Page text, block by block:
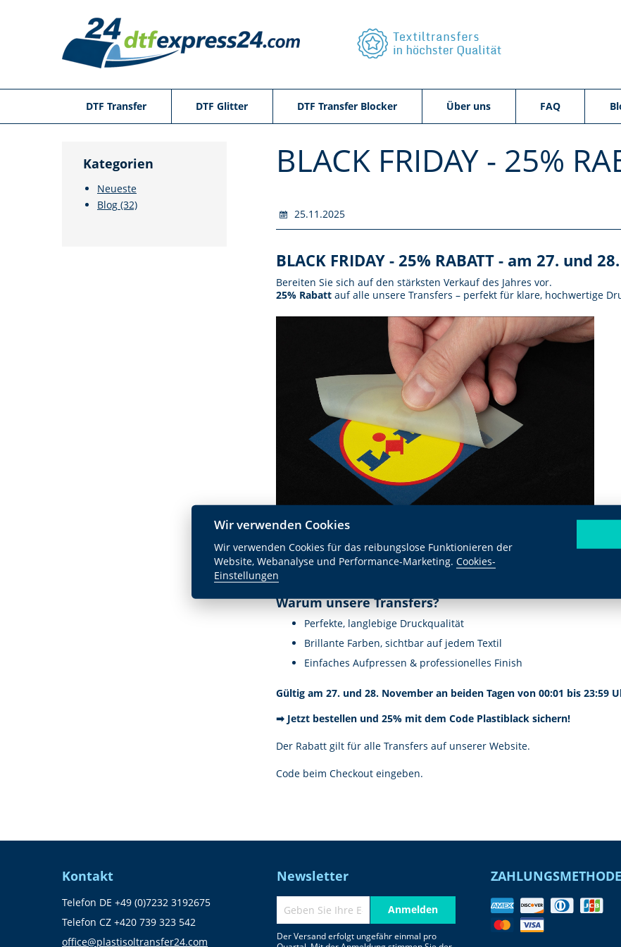
DTF Transfer DTF Glitter DTF Transfer Blocker Über uns FAQ
BLACK FRIDAY - 25%
25.11.2025
BLACK FRIDAY - 25% RABATT - am 27. und
Bereiten Sie sich auf den stärksten Verkauf des Jahres vor.
25% Rabattauf alle unsere Transfers – perfekt für klare, hochwertige
Wie funktioniert es?
Code an der Kasse eingeben → Rabatt wird automatisch
Warum unsere Transfers?
Perfekte, langlebige Druckqualität
Brillante Farben, sichtbar auf jedem Textil
Einfaches Aufpressen & professionelles Finish
Gültig am 27. und 28. November an beiden Tagen von 00:01 bis 23:59
➡ Jetzt bestellen und 25% mit dem Code Plastiblack sichern!
Der Rabatt gilt für alle Transfers auf unserer Website.
Code beim Checkout eingeben.
Kategorien
Neueste
Blog (32)
Kontakt
Telefon DE +49 (0)7232 3192675
Telefon CZ +420 739 323 542
office@plastisoltransfer24.com
Newsletter
Anmelden
Der Versand erfolgt ungefähr einmal pro
Wir verwenden Cookies
Wir verwenden Cookies für das reibungslose Funktionieren der
Website, Webanalyse und Performance-Marketing. Cookies-
Einstellungen